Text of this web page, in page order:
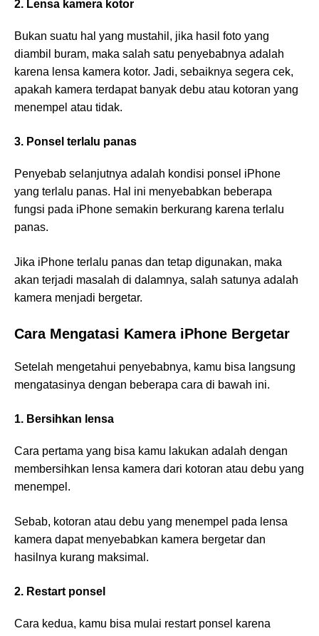
2. Lensa kamera kotor
Bukan suatu hal yang mustahil, jika hasil foto yang
diambil buram, maka salah satu penyebabnya adalah
karena lensa kamera kotor. Jadi, sebaiknya segera cek,
apakah kamera terdapat banyak debu atau kotoran yang
menempel atau tidak.
3. Ponsel terlalu panas
Penyebab selanjutnya adalah kondisi ponsel iPhone
yang terlalu panas. Hal ini menyebabkan beberapa
fungsi pada iPhone semakin berkurang karena terlalu
panas.
Jika iPhone terlalu panas dan tetap digunakan, maka
akan terjadi masalah di dalamnya, salah satunya adalah
kamera menjadi bergetar.
Cara Mengatasi Kamera iPhone Bergetar
Setelah mengetahui penyebabnya, kamu bisa langsung
mengatasinya dengan beberapa cara di bawah ini.
1. Bersihkan lensa
Cara pertama yang bisa kamu lakukan adalah dengan
membersihkan lensa kamera dari kotoran atau debu yang
menempel.
Sebab, kotoran atau debu yang menempel pada lensa
kamera dapat menyebabkan kamera bergetar dan
hasilnya kurang maksimal.
2. Restart ponsel
Cara kedua, kamu bisa mulai restart ponsel karena